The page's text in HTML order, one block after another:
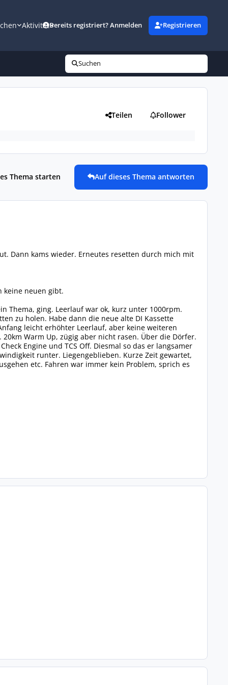
AktivitätBereits registriert? Anmelden Registrieren
Suchen
Teilen Follower
Thema starten Auf dieses Thema antworten
Dann kams wieder. Erneutes resetten durch mich mit
keine neuen gibt.
Thema, ging. Leerlauf war ok, kurz unter 1000rpm.
zu holen. Habe dann die neue alte DI Kassette
leicht erhöhter Leerlauf, aber keine weiteren
Warm Up, zügig aber nicht rasen. Über die Dörfer.
Engine und TCS Off. Diesmal so das er langsamer
runter. Liegengeblieben. Kurze Zeit gewartet,
etc. Fahren war immer kein Problem, sprich es